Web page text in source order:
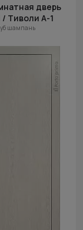
дверь
Тиволи А-1
шампань